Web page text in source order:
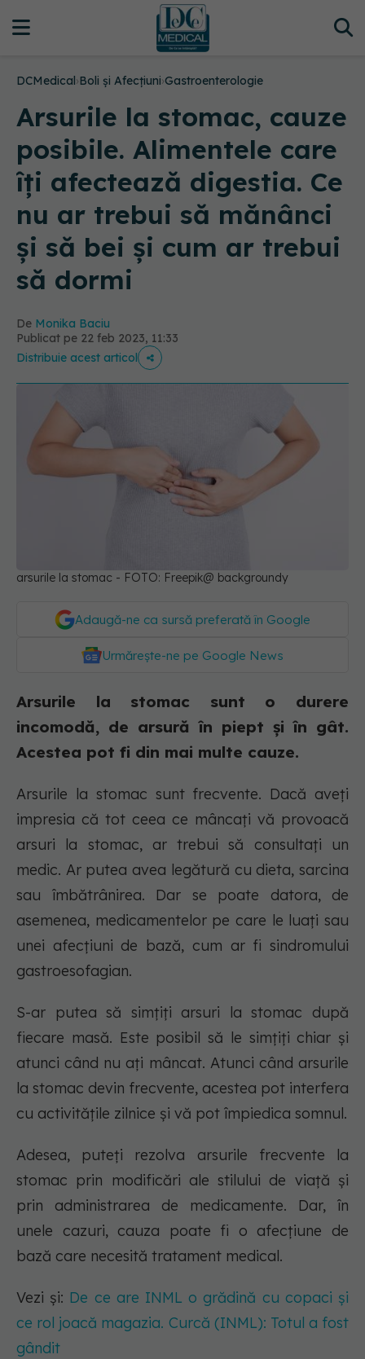
DCMedical›Boli și Afecțiuni›Gastroenterologie
Arsurile la stomac, cauze
posibile. Alimentele care
îți afectează digestia. Ce
nu ar trebui să mănânci
și să bei și cum ar trebui
să dormi
De Monika Baciu
Publicat pe 22 feb 2023, 11:33
Distribuie acest articol
arsurile la stomac - FOTO: Freepik@ backgroundy
Adaugă-ne ca sursă preferată în Google
Urmărește-ne pe Google News
Arsurile la stomac sunt o durere
incomodă, de arsură în piept și în gât.
Acestea pot fi din mai multe cauze.
Arsurile la stomac sunt frecvente. Dacă aveți
impresia că tot ceea ce mâncați vă provoacă
arsuri la stomac, ar trebui să consultați un
medic. Ar putea avea legătură cu dieta, sarcina
sau îmbătrânirea. Dar se poate datora, de
asemenea, medicamentelor pe care le luați sau
unei afecțiuni de bază, cum ar fi sindromului
gastroesofagian.
S-ar putea să simțiți arsuri la stomac după
fiecare masă. Este posibil să le simțiți chiar și
atunci când nu ați mâncat. Atunci când arsurile
la stomac devin frecvente, acestea pot interfera
cu activitățile zilnice și vă pot împiedica somnul.
Adesea, puteți rezolva arsurile frecvente la
stomac prin modificări ale stilului de viață și
prin administrarea de medicamente. Dar, în
unele cazuri, cauza poate fi o afecțiune de
bază care necesită tratament medical.
Vezi și: De ce are INML o grădină cu copaci și
ce rol joacă magazia. Curcă (INML): Totul a fost
gândit